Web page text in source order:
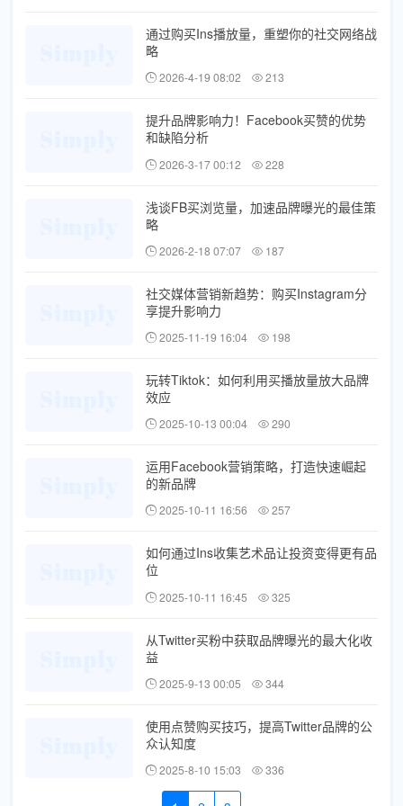
通过购买Ins播放量，重塑你的社交网络战
略
2026-4-19 08:02 213
提升品牌影响力！Facebook买赞的优势
和缺陷分析
2026-3-17 00:12 228
浅谈FB买浏览量，加速品牌曝光的最佳策
略
2026-2-18 07:07 187
社交媒体营销新趋势：购买Instagram分
享提升影响力
2025-11-19 16:04 198
玩转Tiktok：如何利用买播放量放大品牌
效应
2025-10-13 00:04 290
运用Facebook营销策略，打造快速崛起
的新品牌
2025-10-11 16:56 257
如何通过Ins收集艺术品让投资变得更有品
位
2025-10-11 16:45 325
从Twitter买粉中获取品牌曝光的最大化收
益
2025-9-13 00:05 344
使用点赞购买技巧，提高Twitter品牌的公
众认知度
2025-8-10 15:03 336